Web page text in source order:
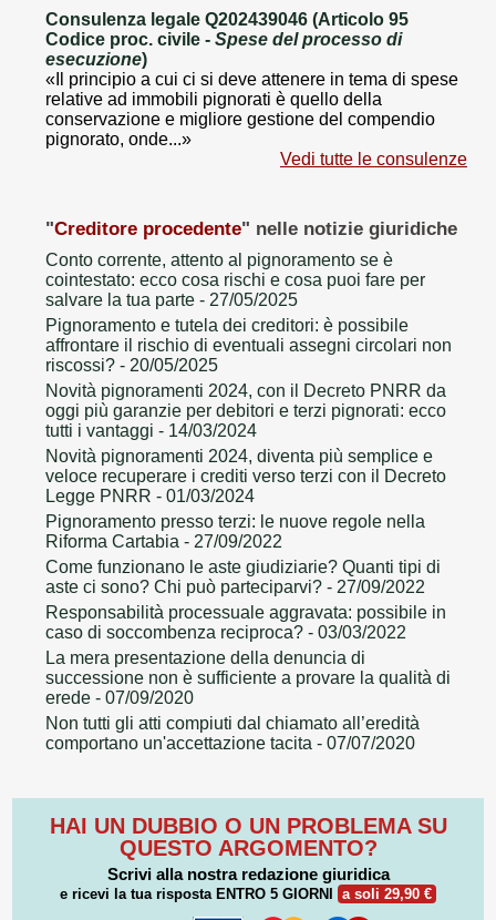
Consulenza legale Q202439046 (Articolo 95
Codice proc. civile - Spese del processo di
esecuzione)
«Il principio a cui ci si deve attenere in tema di spese
relative ad immobili pignorati è quello della
conservazione e migliore gestione del compendio
pignorato, onde...»
Vedi tutte le consulenze
"Creditore procedente" nelle notizie giuridiche
Conto corrente, attento al pignoramento se è
cointestato: ecco cosa rischi e cosa puoi fare per
salvare la tua parte - 27/05/2025
Pignoramento e tutela dei creditori: è possibile
affrontare il rischio di eventuali assegni circolari non
riscossi? - 20/05/2025
Novità pignoramenti 2024, con il Decreto PNRR da
oggi più garanzie per debitori e terzi pignorati: ecco
tutti i vantaggi - 14/03/2024
Novità pignoramenti 2024, diventa più semplice e
veloce recuperare i crediti verso terzi con il Decreto
Legge PNRR - 01/03/2024
Pignoramento presso terzi: le nuove regole nella
Riforma Cartabia - 27/09/2022
Come funzionano le aste giudiziarie? Quanti tipi di
aste ci sono? Chi può parteciparvi? - 27/09/2022
Responsabilità processuale aggravata: possibile in
caso di soccombenza reciproca? - 03/03/2022
La mera presentazione della denuncia di
successione non è sufficiente a provare la qualità di
erede - 07/09/2020
Non tutti gli atti compiuti dal chiamato all’eredità
comportano un'accettazione tacita - 07/07/2020
HAI UN DUBBIO O UN PROBLEMA SU
QUESTO ARGOMENTO?
Scrivi alla nostra redazione giuridica
e ricevi la tua risposta ENTRO 5 GIORNI a soli 29,90 €